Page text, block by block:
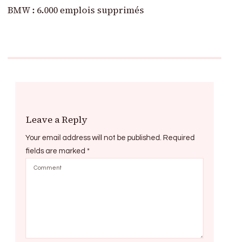
BMW : 6.000 emplois supprimés
Leave a Reply
Your email address will not be published. Required
fields are marked *